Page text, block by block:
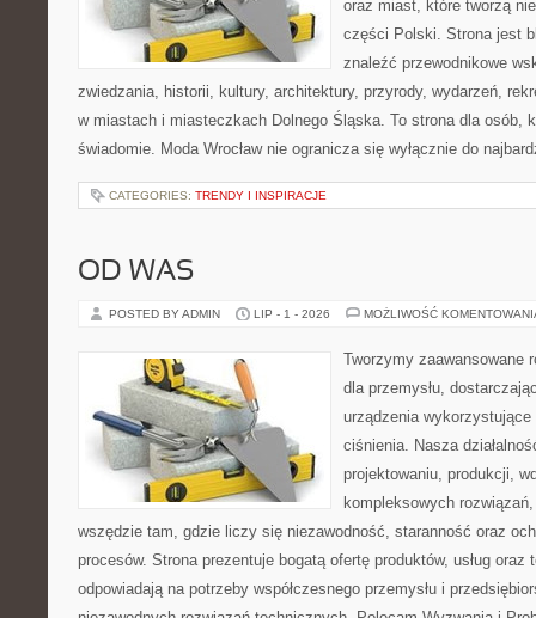
oraz miast, które tworzą
części Polski. Strona jest
znaleźć przewodnikowe
zwiedzania, historii, kultury, architektury, przyrody, wydarzeń,
w miastach i miasteczkach Dolnego Śląska. To strona dla osób,
świadomie. Moda Wrocław nie ogranicza się wyłącznie do
CATEGORIES: TRENDY I INSPIRACJE
OD WAS
POSTED BY ADMIN LIP - 1 - 2026 MOŻLIWOŚĆ
Tworzymy zaawansowane
dla przemysłu,
urządzenia
ciśnienia. Nasza
projektowaniu, produkcji,
kompleksowych
wszędzie tam, gdzie liczy się niezawodność, staranność oraz
procesów. Strona prezentuje bogatą ofertę produktów, usług oraz
odpowiadają na potrzeby współczesnego przemysłu i